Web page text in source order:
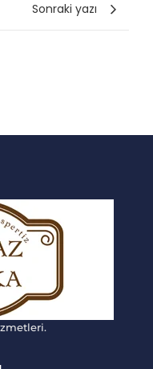
Sonraki yazı